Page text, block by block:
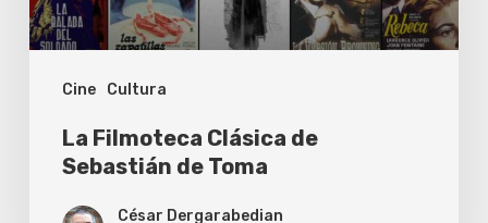
Cine Cultura
La Filmoteca Clásica de
Sebastián de Toma
César Dergarabedian